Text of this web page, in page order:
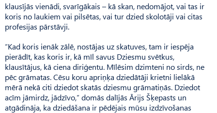
klausījās vienādi, svarīgākais – kā skan, nedomājot, vai tas ir
koris no laukiem vai pilsētas, vai tur dzied skolotāji vai citas
profesijas pārstāvji.
“Kad koris ienāk zālē, nostājas uz skatuves, tam ir iespēja
pierādīt, kas koris ir, kā mīl savus Dziesmu svētkus,
klausītājus, kā ciena diriģentu. Mīlēsim dzimteni no sirds, ne
pēc grāmatas. Cēsu koru apriņķa dziedātāji krietni lielākā
mērā nekā citi dziedot skatās dziesmu grāmatiņās. Dziedot
acīm jāmirdz, jādzīvo,” domās dalījās Ārijs Šķepasts un
atgādināja, ka dziedāšana ir pēdējais mūsu izdzīvošanas